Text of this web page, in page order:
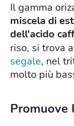
Il gamma
miscela di
dell'acido
riso, si trova
segale, nel
molto più
Promuove